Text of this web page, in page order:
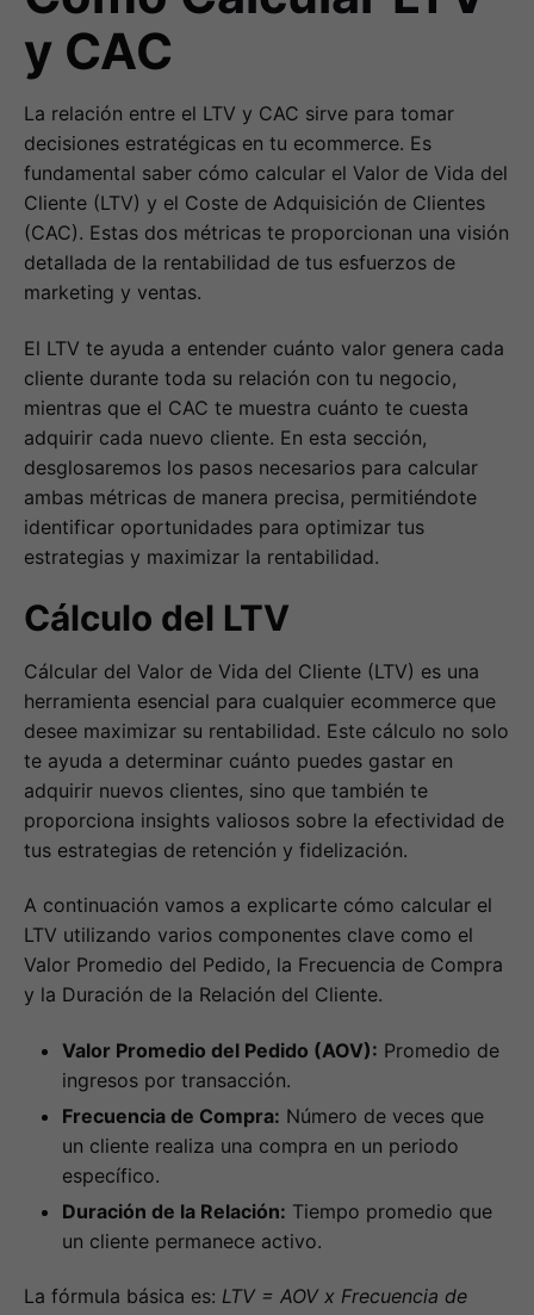
y CAC
La relación entre el LTV y CAC sirve para tomar
decisiones estratégicas en tu ecommerce. Es
fundamental saber cómo calcular el Valor de Vida del
Cliente (LTV) y el Coste de Adquisición de Clientes
(CAC). Estas dos métricas te proporcionan una visión
detallada de la rentabilidad de tus esfuerzos de
marketing y ventas.
El LTV te ayuda a entender cuánto valor genera cada
cliente durante toda su relación con tu negocio,
mientras que el CAC te muestra cuánto te cuesta
adquirir cada nuevo cliente. En esta sección,
desglosaremos los pasos necesarios para calcular
ambas métricas de manera precisa, permitiéndote
identificar oportunidades para optimizar tus
estrategias y maximizar la rentabilidad.
Cálculo del LTV
Cálcular del Valor de Vida del Cliente (LTV) es una
herramienta esencial para cualquier ecommerce que
desee maximizar su rentabilidad. Este cálculo no solo
te ayuda a determinar cuánto puedes gastar en
adquirir nuevos clientes, sino que también te
proporciona insights valiosos sobre la efectividad de
tus estrategias de retención y fidelización.
A continuación vamos a explicarte cómo calcular el
LTV utilizando varios componentes clave como el
Valor Promedio del Pedido, la Frecuencia de Compra
y la Duración de la Relación del Cliente.
Valor Promedio del Pedido (AOV): Promedio de
ingresos por transacción.
Frecuencia de Compra: Número de veces que
un cliente realiza una compra en un periodo
específico.
Duración de la Relación: Tiempo promedio que
un cliente permanece activo.
La fórmula básica es: LTV = AOV x Frecuencia de